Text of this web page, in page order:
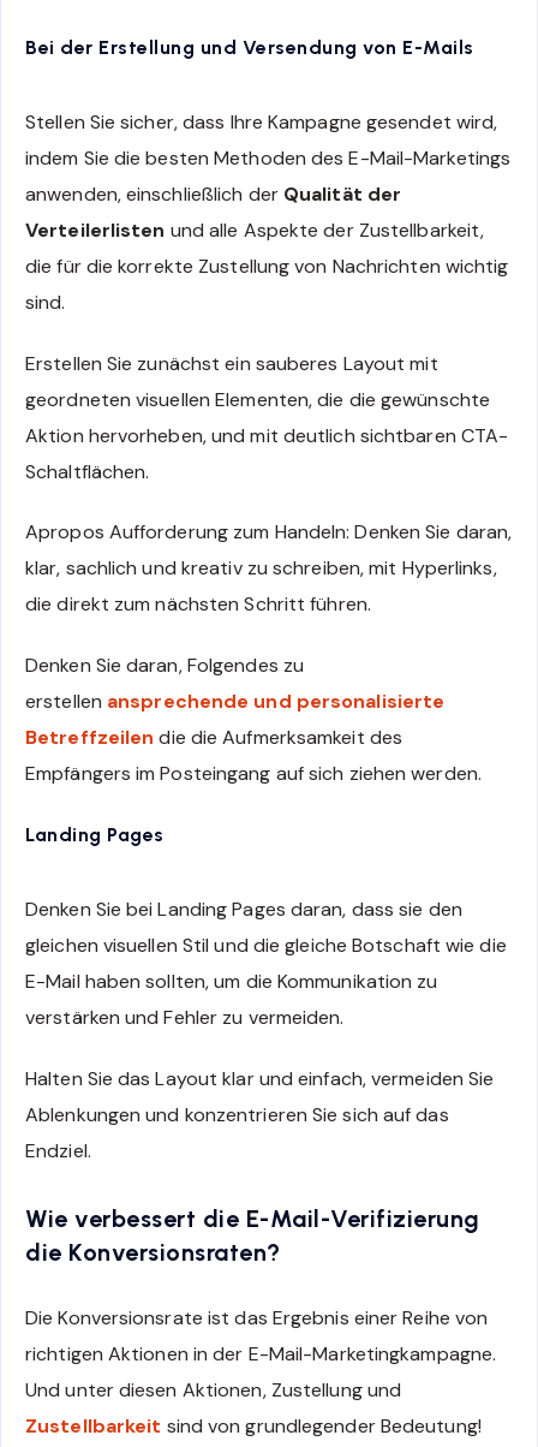
Bei der Erstellung und Versendung von E-Mails
Stellen Sie sicher, dass Ihre Kampagne gesendet wird,
indem Sie die besten Methoden des E-Mail-Marketings
anwenden, einschließlich der Qualität der
Verteilerlisten und alle Aspekte der Zustellbarkeit,
die für die korrekte Zustellung von Nachrichten wichtig
sind.
Erstellen Sie zunächst ein sauberes Layout mit
geordneten visuellen Elementen, die die gewünschte
Aktion hervorheben, und mit deutlich sichtbaren CTA-
Schaltflächen.
Apropos Aufforderung zum Handeln: Denken Sie daran,
klar, sachlich und kreativ zu schreiben, mit Hyperlinks,
die direkt zum nächsten Schritt führen.
Denken Sie daran, Folgendes zu
erstellen ansprechende und personalisierte
Betreffzeilen die die Aufmerksamkeit des
Empfängers im Posteingang auf sich ziehen werden.
Landing Pages
Denken Sie bei Landing Pages daran, dass sie den
gleichen visuellen Stil und die gleiche Botschaft wie die
E-Mail haben sollten, um die Kommunikation zu
verstärken und Fehler zu vermeiden.
Halten Sie das Layout klar und einfach, vermeiden Sie
Ablenkungen und konzentrieren Sie sich auf das
Endziel.
Wie verbessert die E-Mail-Verifizierung
die Konversionsraten?
Die Konversionsrate ist das Ergebnis einer Reihe von
richtigen Aktionen in der E-Mail-Marketingkampagne.
Und unter diesen Aktionen, Zustellung und
Zustellbarkeit sind von grundlegender Bedeutung!